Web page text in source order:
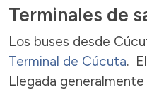
Terminales de
Los buses desde
Terminal de Cúcuta.
Llegada